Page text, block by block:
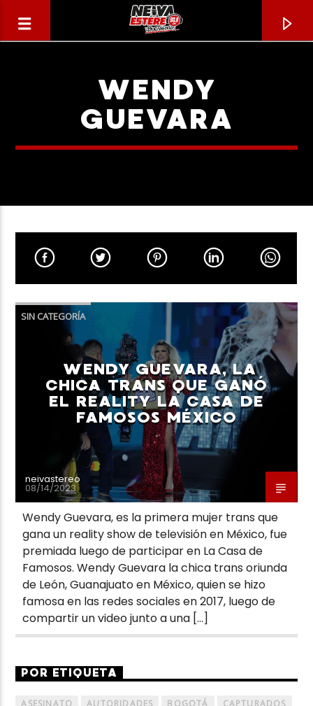
CANCIÓN ACTUAL
TÍTULO
ARTISTA
Neiva Estereo
WENDY
GUEVARA
SIN CATEGORÍA
WENDY GUEVARA, LA
CHICA TRANS QUE GANÓ
EL REALITY LA CASA DE
FAMOSOS MÉXICO
neivastereo
08/14/2023
Wendy Guevara, es la primera mujer trans que
gana un reality show de televisión en México, fue
premiada luego de participar en La Casa de
Famosos. Wendy Guevara la chica trans oriunda
de León, Guanajuato en México, quien se hizo
famosa en las redes sociales en 2017, luego de
compartir un video junto a una […]
POR ETIQUETA